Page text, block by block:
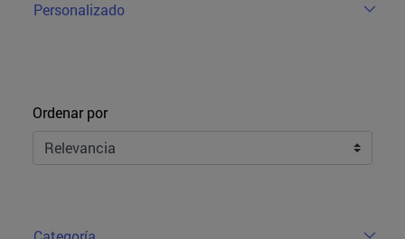
Personalizado
Ordenar
Ordenar por